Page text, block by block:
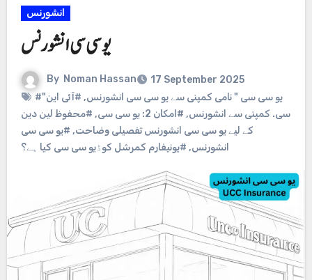
انشورنس
یو سی سی انشورنس
By Noman Hassan
17 September 2025
#"یو سی سی " نامی کمپنی سے یو سی سی انشورنس, #آئی این
سی. کمپنی سے انشورنس, #امکان 2: یو سی سی , #محفوظ لین دین
کے لیے یو سی سی انشورنس تفصیلی وضاحت, #یو سی سی
انشورنس, #یونیفارم کمرشل کوڈیو سی سی کیا ہے؟